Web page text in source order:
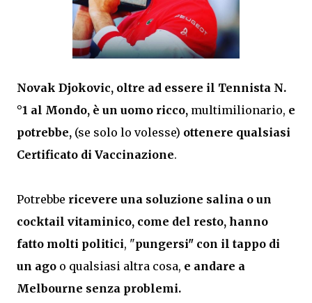
Novak Djokovic, oltre ad essere il Tennista N.
°1 al Mondo, è un uomo ricco, multimilionario, e
potrebbe, (se solo lo volesse) ottenere qualsiasi
Certificato di Vaccinazione.
Potrebbe ricevere una soluzione salina o un
cocktail vitaminico, come del resto, hanno
fatto molti politici, "pungersi" con il tappo di
un ago o qualsiasi altra cosa, e andare a
Melbourne senza problemi.